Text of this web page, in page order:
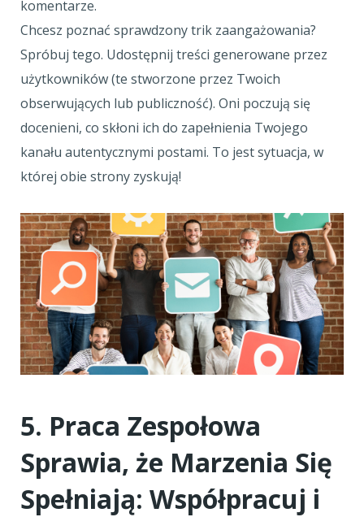
komentarze.
Chcesz poznać sprawdzony trik zaangażowania?
Spróbuj tego. Udostępnij treści generowane przez
użytkowników (te stworzone przez Twoich
obserwujących lub publiczność). Oni poczują się
docenieni, co skłoni ich do zapełnienia Twojego
kanału autentycznymi postami. To jest sytuacja, w
której obie strony zyskują!
5. Praca Zespołowa
Sprawia, że Marzenia Się
Spełniają: Współpracuj i